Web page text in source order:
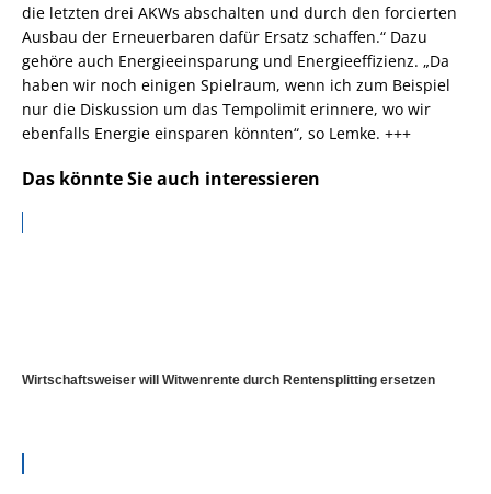
die letzten drei AKWs abschalten und durch den forcierten
Ausbau der Erneuerbaren dafür Ersatz schaffen.“ Dazu
gehöre auch Energieeinsparung und Energieeffizienz. „Da
haben wir noch einigen Spielraum, wenn ich zum Beispiel
nur die Diskussion um das Tempolimit erinnere, wo wir
ebenfalls Energie einsparen könnten“, so Lemke. +++
Das könnte Sie auch interessieren
Wirtschaftsweiser will Witwenrente durch Rentensplitting ersetzen